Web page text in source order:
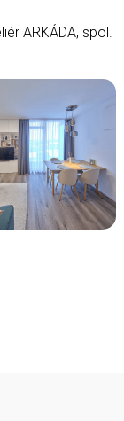
ARKÁDA, spol.